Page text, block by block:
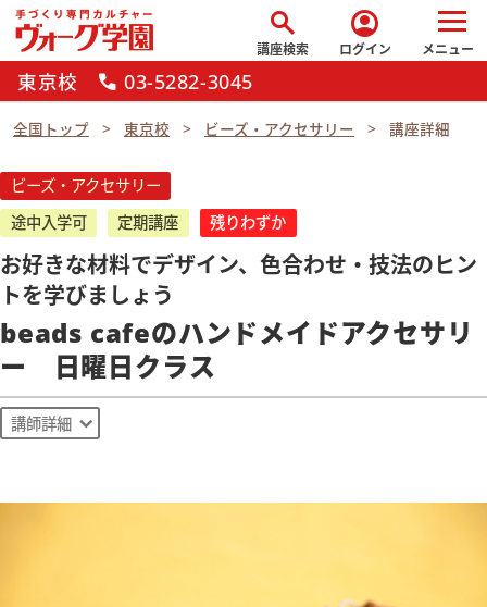
search
講座検索
account_circle
ログイン メニュー
東京校 call 03-5282-3045
全国トップ 東京校 ビーズ・アクセサリー 講座詳細
ビーズ・アクセサリー
途中入学可
定期講座 残りわずか
お好きな材料でデザイン、色合わせ・技法のヒン
トを学びましょう
beads cafeのハンドメイドアクセサリ
ー 日曜日クラス
講師詳細